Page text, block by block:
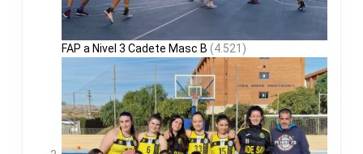
FAP a Nivel 3 Cadete Masc B (4.521)